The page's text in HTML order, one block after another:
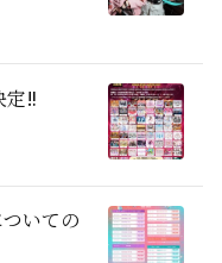
定‼️
いての